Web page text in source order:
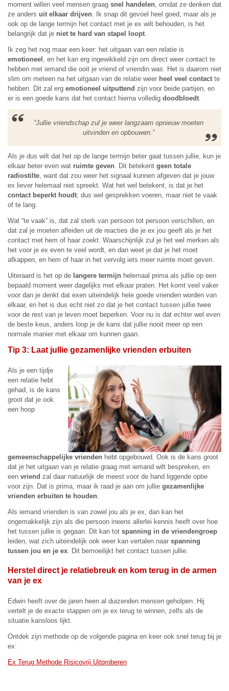
moment willen veel mensen graag snel handelen, omdat ze denken dat
ze anders uit elkaar drijven. Ik snap dit gevoel heel goed, maar als je
ook op de lange termijn het contact met je ex wilt behouden, is het
belangrijk dat je niet te hard van stapel loopt.
Ik zeg het nog maar een keer: het uitgaan van een relatie is
emotioneel , en het kan erg ingewikkeld zijn om direct weer contact te
hebben met iemand die ooit je vriend of vriendin was. Het is daarom niet
slim om meteen na het uitgaan van de relatie weer heel veel contact te
hebben. Dit zal erg emotioneel uitputtend zijn voor beide partijen, en
er is een goede kans dat het contact hierna volledig doodbloedt.
“Jullie vriendschap zul je weer langzaam opnieuw moeten
uitvinden en opbouwen.”
Als je dus wilt dat het op de lange termijn beter gaat tussen jullie, kun je
elkaar beter even wat ruimte geven. Dit betekent geen totale
radiostilte, want dat zou weer het signaal kunnen afgeven dat je jouw
ex liever helemaal niet spreekt. Wat het wel betekent, is dat je het
contact beperkt houdt; dus wel gesprekken voeren, maar niet te vaak
of te lang.
Wat “te vaak” is, dat zal sterk van persoon tot persoon verschillen, en
dat zal je moeten afleiden uit de reacties die je ex jou geeft als je het
contact met hem of haar zoekt. Waarschijnlijk zul je het wel merken als
het voor je ex even te veel wordt, en dan weet je dat je het moet
afkappen, en hem of haar in het vervolg iets meer ruimte moet geven.
Uiteraard is het op de langere termijn helemaal prima als jullie op een
bepaald moment weer dagelijks met elkaar praten. Het komt veel vaker
voor dan je denkt dat exen uiteindelijk hele goede vrienden worden van
elkaar, en het is dus echt niet zo dat je het contact tussen jullie twee
voor de rest van je leven moet beperken. Voor nu is dat echter wel even
de beste keus, anders loop je de kans dat jullie nooit meer op een
normale manier met elkaar om kunnen gaan.
Tip 3: Laat jullie gezamenlijke vrienden erbuiten
Als je een tijdje
een relatie hebt
gehad, is de kans
groot dat je ook
een hoop
gemeenschappelijke vrienden hebt opgebouwd. Ook is de kans groot
dat je het uitgaan van je relatie graag met iemand wilt bespreken, en
een vriend zal daar natuurlijk de meest voor de hand liggende optie
voor zijn. Dat is prima, maar ik raad je aan om jullie gezamenlijke
vrienden erbuiten te houden.
Als iemand vrienden is van zowel jou als je ex, dan kan het
ongemakkelijk zijn als die persoon ineens allerlei kennis heeft over hoe
het tussen jullie is gegaan. Dit kan tot spanning in de vriendengroep
leiden, wat zich uiteindelijk ook weer kan vertalen naar spanning
tussen jou en je ex. Dit bemoeilijkt het contact tussen jullie.
Herstel direct je relatiebreuk en kom terug in de armen
van je ex
Edwin heeft over de jaren heen al duizenden mensen geholpen. Hij
vertelt je de exacte stappen om je ex terug te winnen, zelfs als de
situatie kansloos lijkt.
Ontdek zijn methode op de volgende pagina en keer ook snel terug bij je
ex:
Ex Terug Methode Risicovrij Uitproberen